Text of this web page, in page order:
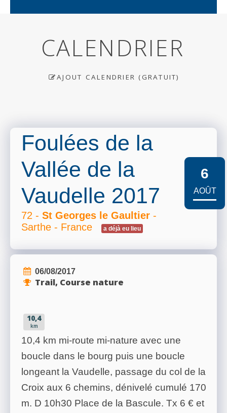
CALENDRIER
AJOUT CALENDRIER (GRATUIT)
Foulées de la
Vallée de la
Vaudelle 2017
72 - St Georges le Gaultier -
Sarthe - France
a déjà eu lieu
6
AOÛT
06/08/2017
Trail, Course nature
10,4
km
10,4 km mi-route mi-nature avec une
boucle dans le bourg puis une boucle
longeant la Vaudelle, passage du col de la
Croix aux 6 chemins, dénivelé cumulé 170
m. D 10h30 Place de la Bascule. Tx 6 € et